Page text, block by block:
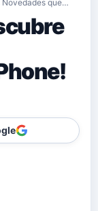
Novedades que…